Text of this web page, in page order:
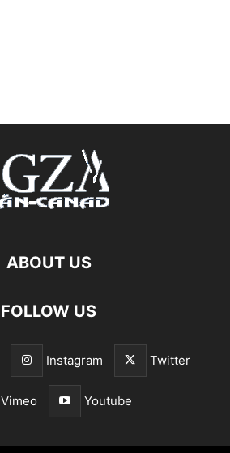
ABOUT US
FOLLOW US
Instagram Twitter
Vimeo Youtube